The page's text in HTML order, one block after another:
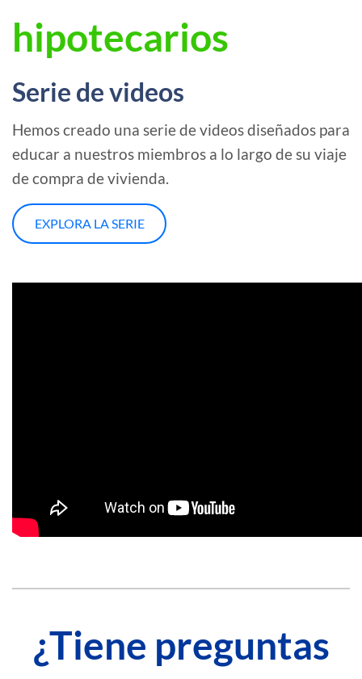
hipotecarios
Serie de videos
Hemos creado una serie de videos diseñados para
educar a nuestros miembros a lo largo de su viaje
de compra de vivienda.
EXPLORA LA SERIE
¿Tiene preguntas